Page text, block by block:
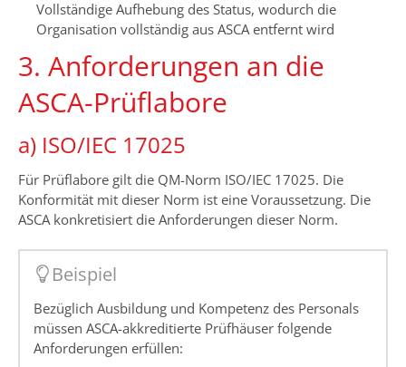
Vollständige Aufhebung des Status, wodurch die
Organisation vollständig aus ASCA entfernt wird
3. Anforderungen an die
ASCA-Prüflabore
a) ISO/IEC 17025
Für Prüflabore gilt die QM-Norm ISO/IEC 17025. Die
Konformität mit dieser Norm ist eine Voraussetzung. Die
ASCA konkretisiert die Anforderungen dieser Norm.
Beispiel
Bezüglich Ausbildung und Kompetenz des Personals
müssen ASCA-akkreditierte Prüfhäuser folgende
Anforderungen erfüllen: